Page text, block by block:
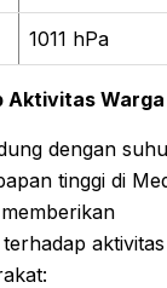
1011 hPa
Aktivitas Warga
dengan suhu
tinggi di
aktivitas